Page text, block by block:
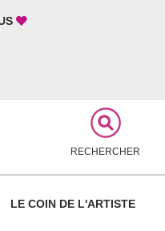
RECHERCHER
LE COIN DE L'ARTISTE